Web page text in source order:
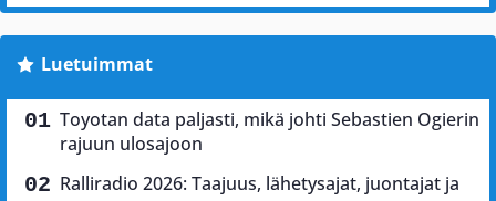
Luetuimmat
Toyotan data paljasti, mikä johti Sebastien Ogierin
rajuun ulosajoon
Ralliradio 2026: Taajuus, lähetysajat, juontajat ja